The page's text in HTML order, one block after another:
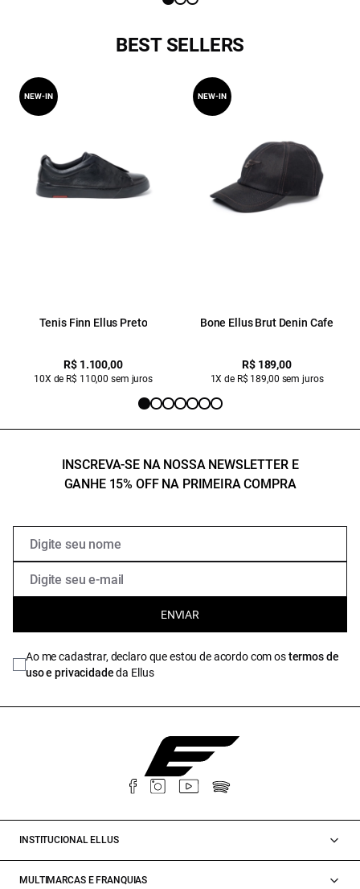
BEST SELLERS
Tenis Finn Ellus Preto
R$ 1.100,00
10X de R$ 110,00 sem juros
NEW-IN
Bone Ellus Brut Denin Cafe
R$ 189,00
1X de R$ 189,00 sem juros
NEW-IN
INSCREVA-SE NA NOSSA NEWSLETTER E
GANHE 15% OFF NA PRIMEIRA COMPRA
ENVIAR
Ao me cadastrar, declaro que estou de acordo com ostermos de
uso e privacidadeda Ellus
INSTITUCIONAL ELLUS
MULTIMARCAS E FRANQUIAS